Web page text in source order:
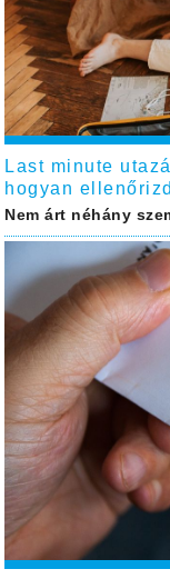
Last minute
hogyan
Nem árt néhány